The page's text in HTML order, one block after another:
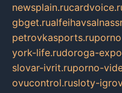
newsplain.ru
gbget.ru
petrovkasports.ru
york-life.rudoroga-
slovar-ivrit.ruporno-
ovucontrol.rusloty-